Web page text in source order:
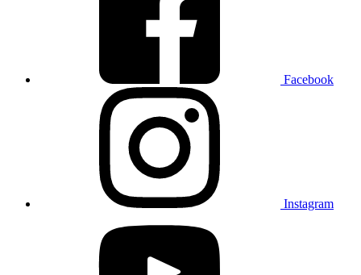
Facebook
Instagram